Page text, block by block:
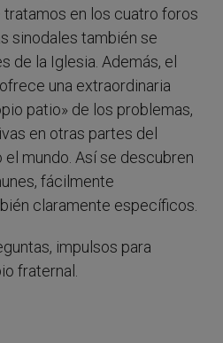
tratamos en los cuatro foros
sinodales también se
de la Iglesia. Además, el
una extraordinaria
patio» de los problemas,
en otras partes del
mundo. Así se descubren
fácilmente
claramente específicos.
impulsos para
fraternal.